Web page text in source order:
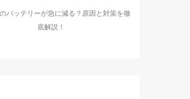
バッテリーが急に減る？原因と対策を徹
底解説！